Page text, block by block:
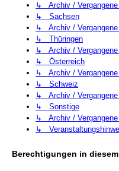
↳ Archiv / Vergangene
↳ Sachsen
↳ Archiv / Vergangene
↳ Thüringen
↳ Archiv / Vergangene
↳ Österreich
↳ Archiv / Vergangene
↳ Schweiz
↳ Archiv / Vergangene
↳ Sonstige
↳ Archiv / Vergangene
↳
Berechtigungen in